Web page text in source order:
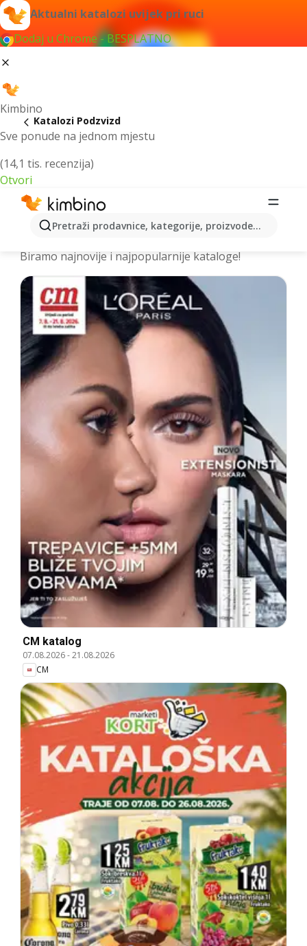
Aktualni katalozi uvijek pri ruci
Dodaj u Chrome - BESPLATNO
Kimbino
Sve ponude na jednom mjestu
(14,1 tis. recenzija)
Otvori
Pretraži prodavnice, kategorije, proizvode...
Katalozi Podzvizd
Izdvojili smo za vas najbolje akcije za
Biramo najnovije i najpopularnije kataloge!
CM katalog
07.08.2026-21.08.2026
CM